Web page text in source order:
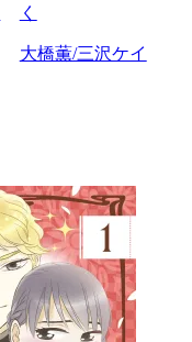
く
大橋薫/三沢ケイ